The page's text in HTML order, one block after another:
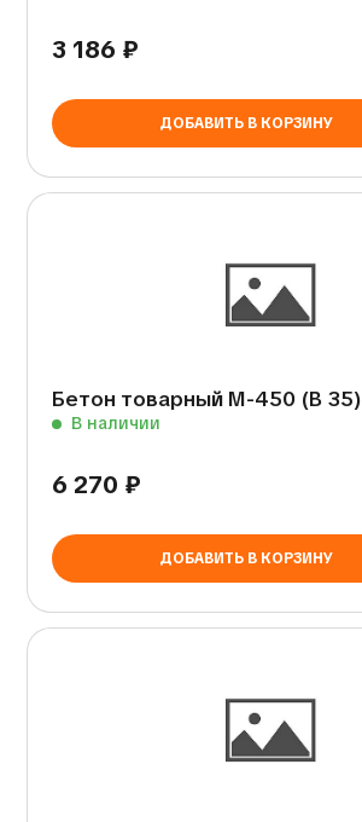
3 186 ₽
ДОБАВИТЬ В КОРЗИНУ
Бетон товарный М-450 (В 35)
В наличии
6 270 ₽
ДОБАВИТЬ В КОРЗИНУ